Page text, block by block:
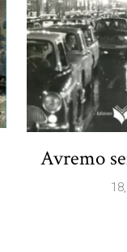
Avremo